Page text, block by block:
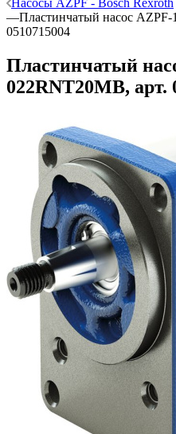
Насосы AZPF - Bosch Rexroth
—Пластинчатый насос
0510715004
Пластинчатый
022RNT20MB, арт.